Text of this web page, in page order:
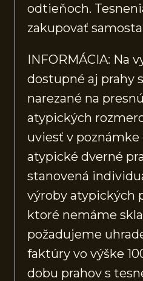
odtieňoch.
zakupovať
INFORMÁCIA: Na
dostupné aj prahy
narezané na
atypických
uviesť v poznámke
atypické dverné
stanovená
výroby atypických
ktoré nemáme
požadujeme
faktúry vo výške
dobu prahov s